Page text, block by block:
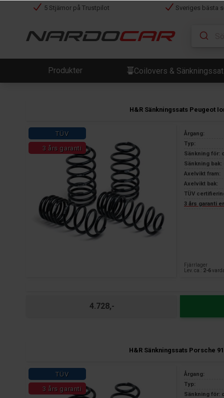
5 Stjärnor på Trustpilot Sveriges bästa
Produkter Coilovers &
H&R Sänkningssats Peugeot
TÜV
3 års garanti
Årgang:
Typ:
Sänkning för:
Sänkning bak:
Axelvikt fram:
Axelvikt bak:
TÜV
3 års garanti
Fjärrlager
Lev. ca.: 2-6
4.728,-
H&R Sänkningssats Porsche
TÜV
3 års garanti
Årgang:
Typ:
Sänkning för: